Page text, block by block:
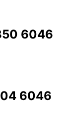
6046
6046